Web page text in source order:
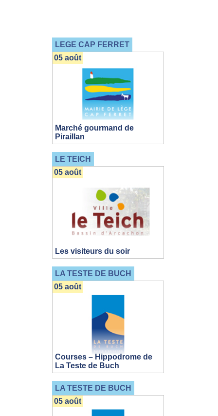
LEGE CAP FERRET
Marché gourmand de
Piraillan
05 août
LE TEICH
Les visiteurs du soir
05 août
LA TESTE DE BUCH
Courses – Hippodrome de
La Teste de Buch
05 août
LA TESTE DE BUCH
05 août